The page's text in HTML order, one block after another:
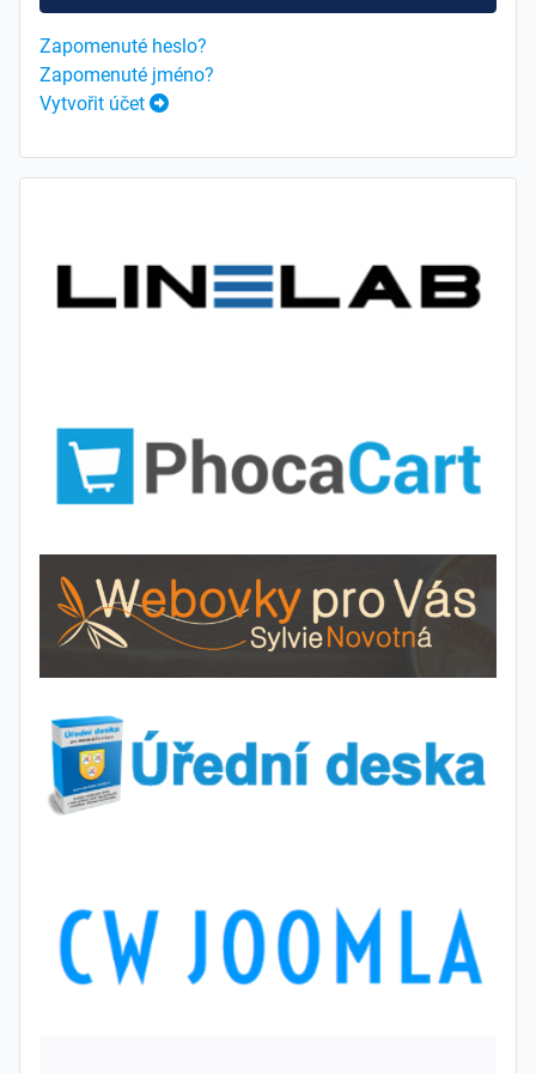
Zapomenuté heslo?
Zapomenuté jméno?
Vytvořit účet